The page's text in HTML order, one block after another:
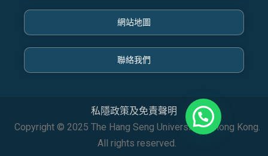
網站地圖
聯絡我們
私隱政策及免責聲明
Copyright © 2025 The Hang Seng University of Hong Kong.
All rights reserved.